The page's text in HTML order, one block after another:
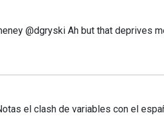
@dgryski Ah but that deprives
el clash de variables con el